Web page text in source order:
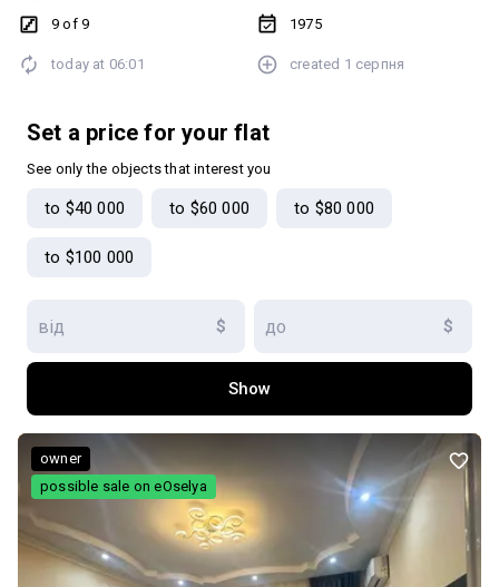
9 of 9
1975
today at 06:01 created 1 серпня
Set a price for your flat
See only the objects that interest you
to $40 000 to $60 000 to $80 000
to $100 000
$ $
Show
owner
possible sale on eOselya